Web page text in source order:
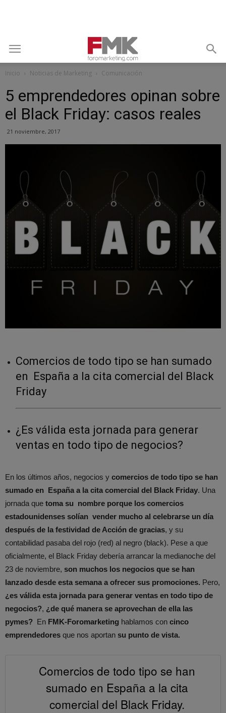
Inicio Noticias de Marketing Comunicación
5 emprendedores opinan sobre
el Black Friday: casos reales
21 noviembre, 2017
Comercios de todo tipo se han sumado
en España a la cita comercial del Black
Friday
¿Es válida esta jornada para generar
ventas en todo tipo de negocios?
En los últimos años, negocios y comercios de todo tipo se han
sumado en España a la cita comercial del Black Friday. Una
jornada que toma su nombre porque los comercios
estadounidenses solían vender mucho al celebrarse un día
después de la festividad de Acción de gracias, y su
contabilidad pasaba del rojo (red) al negro (black). Pese a que
oficialmente, el Black Friday debería arrancar la medianoche del
23 de noviembre, son muchos los negocios que se han
lanzado desde esta semana a ofrecer sus promociones. Pero,
¿es válida esta jornada para generar ventas en todo tipo de
negocios?, ¿de qué manera se aprovechan de ella las
pymes? En FMK-Foromarketing hablamos con cinco
emprendedores que nos aportan su punto de vista.
Comercios de todo tipo se han
sumado en España a la cita
comercial del Black Friday.